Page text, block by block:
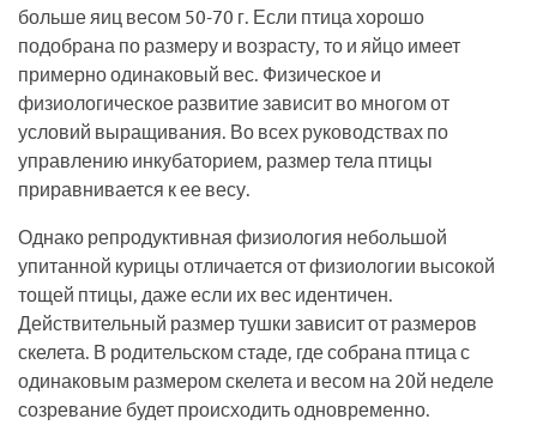
больше яиц весом 50-70 г. Если птица хорошо
подобрана по размеру и возрасту, то и яйцо имеет
примерно одинаковый вес. Физическое и
физиологическое развитие зависит во многом от
условий выращивания. Во всех руководствах по
управлению инкубаторием, размер тела птицы
приравнивается к ее весу.
Однако репродуктивная физиология небольшой
упитанной курицы отличается от физиологии высокой
тощей птицы, даже если их вес идентичен.
Действительный размер тушки зависит от размеров
скелета. В родительском стаде, где собрана птица с
одинаковым размером скелета и весом на 20й неделе
созревание будет происходить одновременно.